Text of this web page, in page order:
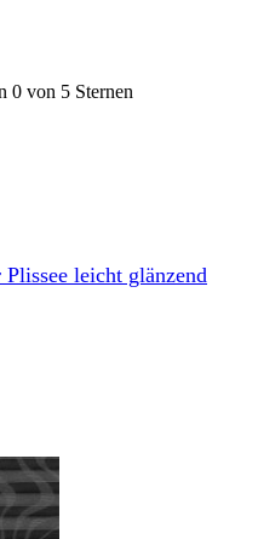
0 von 5 Sternen
leicht glänzend